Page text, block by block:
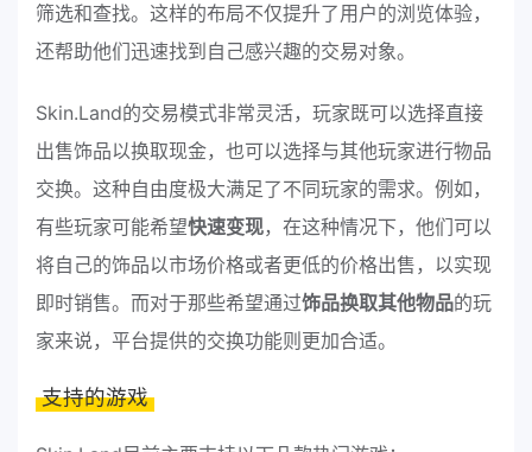
筛选和查找。这样的布局不仅提升了用户的浏览体验，
还帮助他们迅速找到自己感兴趣的交易对象。
Skin.Land的交易模式非常灵活，玩家既可以选择直接
出售饰品以换取现金，也可以选择与其他玩家进行物品
交换。这种自由度极大满足了不同玩家的需求。例如，
有些玩家可能希望快速变现，在这种情况下，他们可以
将自己的饰品以市场价格或者更低的价格出售，以实现
即时销售。而对于那些希望通过饰品换取其他物品的玩
家来说，平台提供的交换功能则更加合适。
支持的游戏